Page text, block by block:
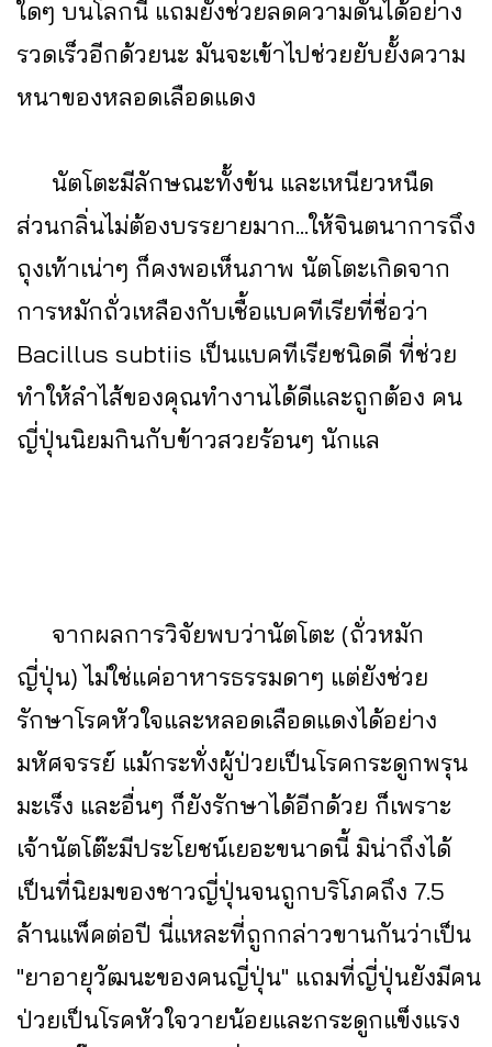
ใดๆ บนโลกนี้ แถมยังช่วยลดความดันได้อย่าง
รวดเร็วอีกด้วยนะ มันจะเข้าไปช่วยยับยั้งความ
หนาของหลอดเลือดแดง
นัตโตะมีลักษณะทั้งข้น และเหนียวหนืด
ส่วนกลิ่นไม่ต้องบรรยายมาก...ให้จินตนาการถึง
ถุงเท้าเน่าๆ ก็คงพอเห็นภาพ นัตโตะเกิดจาก
การหมักถั่วเหลืองกับเชื้อแบคทีเรียที่ชื่อว่า
Bacillus subtiis เป็นแบคทีเรียชนิดดี ที่ช่วย
ทำให้ลำไส้ของคุณทำงานได้ดีและถูกต้อง คน
ญี่ปุ่นนิยมกินกับข้าวสวยร้อนๆ นักแล
จากผลการวิจัยพบว่านัตโตะ (ถั่วหมัก
ญี่ปุ่น) ไม่ใช่แค่อาหารธรรมดาๆ แต่ยังช่วย
รักษาโรคหัวใจและหลอดเลือดแดงได้อย่าง
มหัศจรรย์ แม้กระทั่งผู้ป่วยเป็นโรคกระดูกพรุน
มะเร็ง และอื่นๆ ก็ยังรักษาได้อีกด้วย ก็เพราะ
เจ้านัตโต๊ะมีประโยชน์เยอะขนาดนี้ มิน่าถึงได้
เป็นที่นิยมของชาวญี่ปุ่นจนถูกบริโภคถึง 7.5
ล้านแพ็คต่อปี นี่แหละที่ถูกกล่าวขานกันว่าเป็น
"ยาอายุวัฒนะของคนญี่ปุ่น" แถมที่ญี่ปุ่นยังมีคน
ป่วยเป็นโรคหัวใจวายน้อยและกระดูกแข็งแรง